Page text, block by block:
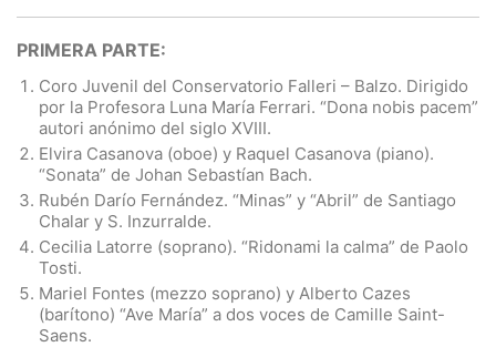
PRIMERA PARTE:
Coro Juvenil del Conservatorio Falleri – Balzo. Dirigido
por la Profesora Luna María Ferrari. “Dona nobis pacem”
autori anónimo del siglo XVIII.
Elvira Casanova (oboe) y Raquel Casanova (piano).
“Sonata” de Johan Sebastían Bach.
Rubén Darío Fernández. “Minas” y “Abril” de Santiago
Chalar y S. Inzurralde.
Cecilia Latorre (soprano). “Ridonami la calma” de Paolo
Tosti.
Mariel Fontes (mezzo soprano) y Alberto Cazes
(barítono) “Ave María” a dos voces de Camille Saint-
Saens.